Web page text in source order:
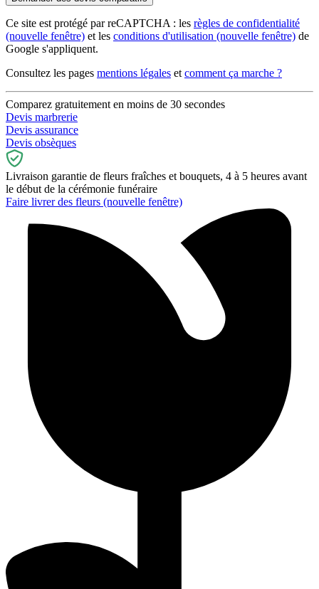
Ce site est protégé par reCAPTCHA : les règles de confidentialité
(nouvelle fenêtre) et les conditions d'utilisation (nouvelle fenêtre) de
Google s'appliquent.
Consultez les pages mentions légales et comment ça marche ?
Comparez gratuitement en moins de 30 secondes
Devis marbrerie
Devis assurance
Devis obsèques
Livraison garantie de fleurs fraîches et bouquets, 4 à 5 heures avant
le début de la cérémonie funéraire
Faire livrer des fleurs (nouvelle fenêtre)